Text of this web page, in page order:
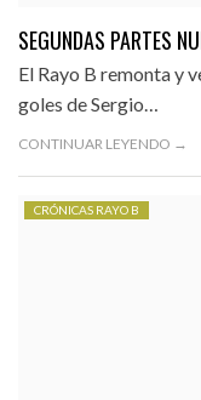
SEGUNDAS PARTES
El Rayo B remonta y
goles de Sergio…
CONTINUAR LEYENDO →
CRÓNICAS RAYO B